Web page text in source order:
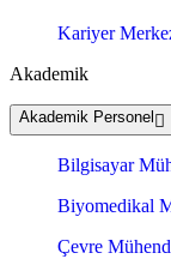
Kariyer
Akademik
Akademik Personel
Bilgisayar
Biyomedikal
Çevre